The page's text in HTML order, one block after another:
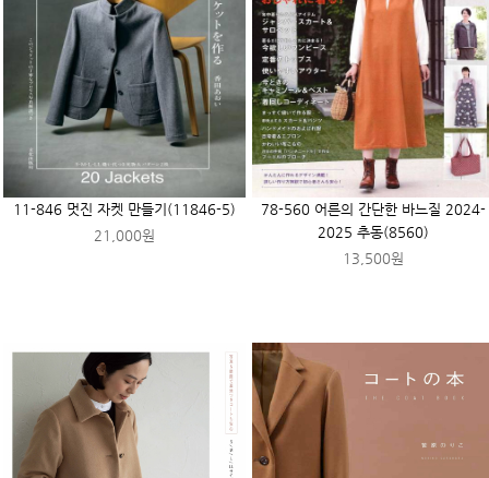
11-846 멋진 자켓 만들기(11846-5)
21,000원
78-560 어른의 간단한 바느질 2024-
2025 추동(8560)
13,500원